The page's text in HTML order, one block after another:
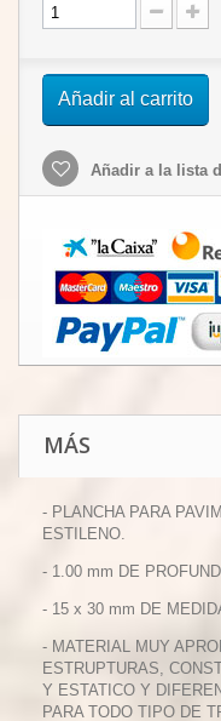
Añadir al carrito
Añadir a la lista
MÁS
- PLANCHA PARA
ESTILENO.
- 1.00 mm DE
- 15 x 30 mm DE
- MATERIAL MUY
ESTRUPTURAS,
Y ESTATICO Y
PARA TODO TIPO DE